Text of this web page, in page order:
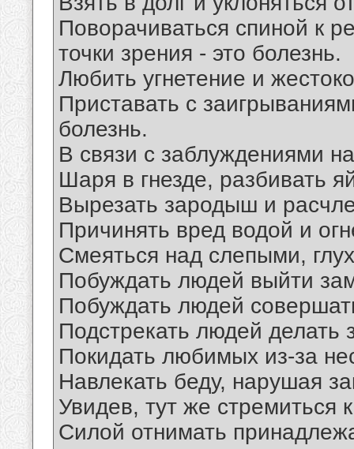
Поворачиваться спиной к
точки зрения - это болезнь.
Любить угнетение и
Приставать с
болезнь.
В связи с заблуждениями
Шаря в гнезде, разбивать
Вырезать зародыш и
Причинять вред водой и
Смеяться над слепыми,
Побуждать людей выйти
Побуждать людей
Подстрекать людей делать
Покидать любимых из-за
Навлекать беду, нарушая
Увидев, тут же стремиться
Силой отнимать